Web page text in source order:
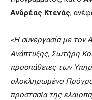
Ανδρέας Κτενάς,
«Η συνεργασία με τον
Ανάπτυξης, Σωτήρη
προσπάθειες των
ολοκληρωμένο
προστασία της